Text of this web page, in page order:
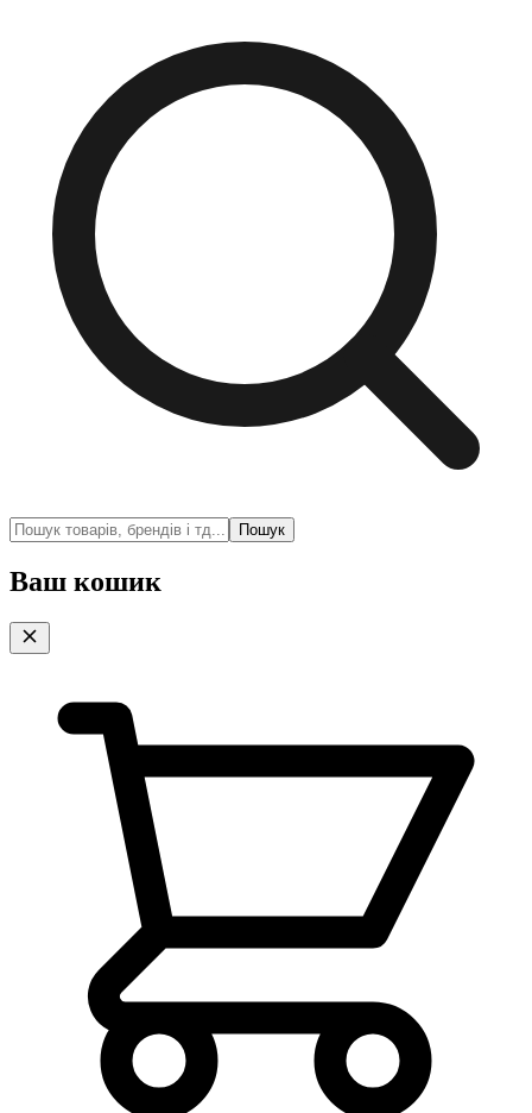
Пошук
Ваш кошик